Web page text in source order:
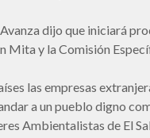
dijo que iniciará
Mita y la Comisión
las empresas
a un pueblo digno
Ambientalistas de El